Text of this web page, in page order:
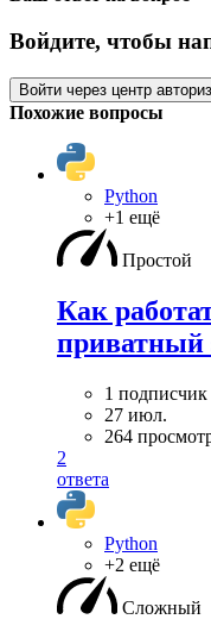
Войдите, чтобы
Войти через центр
Похожие вопросы
Python
+1 ещё
Простой
Как
приватный
1 подписчик
27 июл.
264
2
ответа
Python
+2 ещё
Сложный